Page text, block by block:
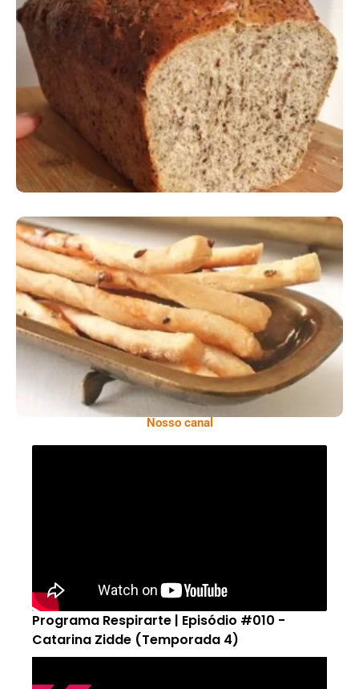
Comer Bem: Pão Low Carb
Comer Bem: Palitinhos De Cebola E Salsa
Nosso canal
Programa Respirarte | Episódio #010 -
Catarina Zidde (Temporada 4)